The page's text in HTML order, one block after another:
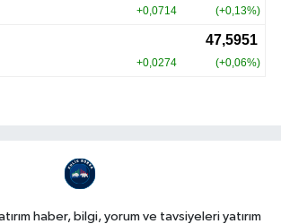
haber, bilgi, yorum ve tavsiyeleri yatırım